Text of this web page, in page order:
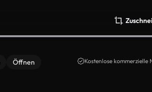
Öffnen
Kostenlose kommerzielle